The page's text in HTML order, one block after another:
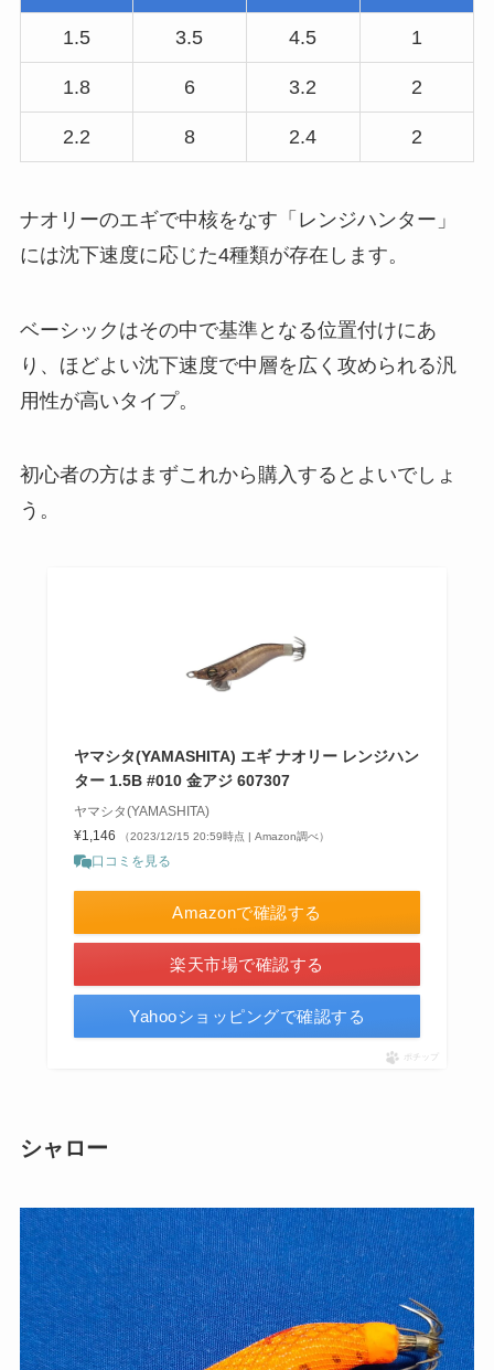
1.5 3.5 4.5 1
1.8 6 3.2 2
2.2 8 2.4 2
ナオリーのエギで中核をなす「レンジハンター」
には沈下速度に応じた4種類が存在します。
ベーシックはその中で基準となる位置付けにあ
り、ほどよい沈下速度で中層を広く攻められる汎
用性が高いタイプ。
初心者の方はまずこれから購入するとよいでしょ
う。
ヤマシタ(YAMASHITA) エギ ナオリー レンジハン
ター 1.5B #010 金アジ 607307
ヤマシタ(YAMASHITA)
¥1,146
（2023/12/15 20:59時点 | Amazon調べ）
口コミを見る
Amazonで確認する
楽天市場で確認する
Yahooショッピングで確認する
ポチップ
シャロー